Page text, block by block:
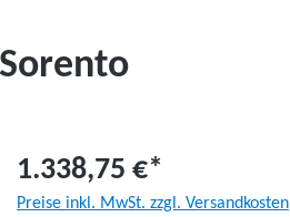
1.338,75 €*
Preise inkl. MwSt. zzgl. Versandkosten